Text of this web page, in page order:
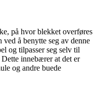
på hvor blekket overføres
å benytte seg av denne
og tilpasser seg selv til
innebærer at det er
og andre buede